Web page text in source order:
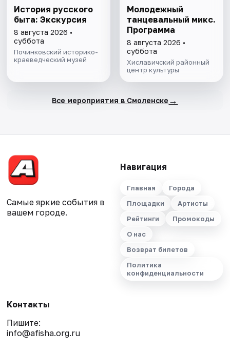
История русского
быта: Экскурсия
8 августа 2026 •
суббота
Починковский историко-
краеведческий музей
Молодежный
танцевальный микс.
Программа
8 августа 2026 •
суббота
Хиславичский районный
центр культуры
Все мероприятия в Смоленске →
Самые яркие события в
вашем городе.
Навигация
Главная
Города
Площадки
Артисты
Рейтинги
Промокоды
О нас
Возврат билетов
Политика
конфиденциальности
Контакты
Пишите:
info@afisha.org.ru